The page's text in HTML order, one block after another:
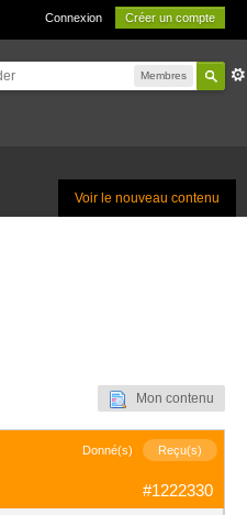
Connexion Créer un compte
Membres
Voir le nouveau contenu
Mon contenu
Donné(s) Reçu(s)
#1222330